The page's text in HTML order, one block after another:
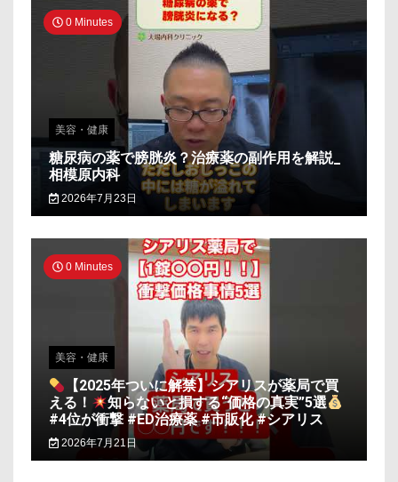
0 Minutes
美容・健康
糖尿病の薬で膀胱炎？治療薬の副作用を解説_
相模原内科
2026年7月23日
0 Minutes
美容・健康
【2025年ついに解禁】シアリスが薬局で買
える！
知らないと損する“価格の真実”5選
#4位が衝撃 #ED治療薬 #市販化 #シアリス
2026年7月21日